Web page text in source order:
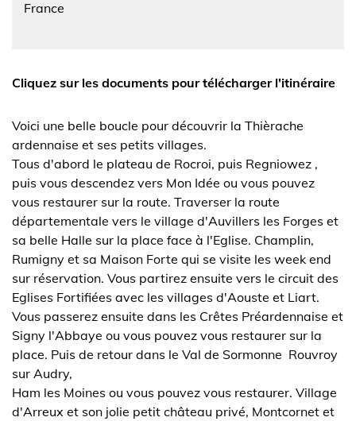
France
Cliquez sur les documents pour télécharger l'itinéraire
Voici une belle boucle pour découvrir la Thièrache
ardennaise et ses petits villages.
Tous d'abord le plateau de Rocroi, puis Regniowez ,
puis vous descendez vers Mon Idée ou vous pouvez
vous restaurer sur la route. Traverser la route
départementale vers le village d'Auvillers les Forges et
sa belle Halle sur la place face à l'Eglise. Champlin,
Rumigny et sa Maison Forte qui se visite les week end
sur réservation. Vous partirez ensuite vers le circuit des
Eglises Fortifiées avec les villages d'Aouste et Liart.
Vous passerez ensuite dans les Crêtes Préardennaise et
Signy l'Abbaye ou vous pouvez vous restaurer sur la
place. Puis de retour dans le Val de Sormonne Rouvroy
sur Audry,
Ham les Moines ou vous pouvez vous restaurer. Village
d'Arreux et son jolie petit château privé, Montcornet et